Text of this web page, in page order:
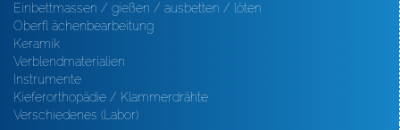
Einbettmassen / gießen / ausbetten / löten
Oberfl ächenbearbeitung
Keramik
Verblendmaterialien
Instrumente
Kieferorthopädie / Klammerdrähte
Verschiedenes (Labor)